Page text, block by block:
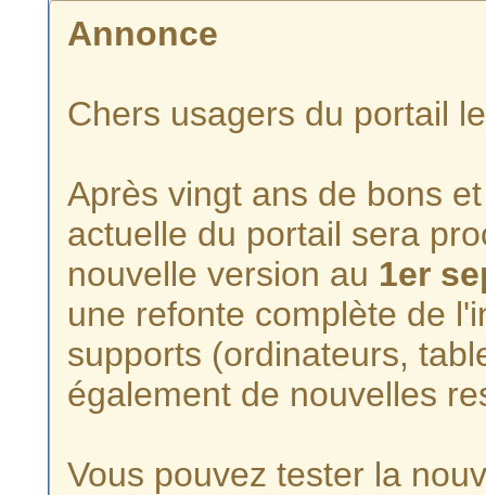
Annonce
Chers usagers du portail
Après vingt ans de bons
actuelle du portail sera
nouvelle version au 1er
une refonte complète de
supports (ordinateurs,
également de nouvelles
Vous pouvez tester la